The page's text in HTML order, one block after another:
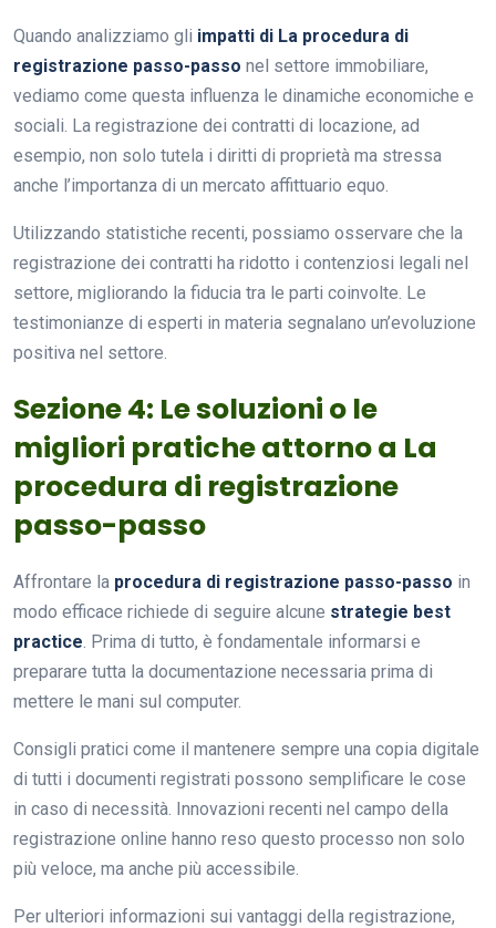
Quando analizziamo gli impatti di La procedura di
registrazione passo-passo nel settore immobiliare,
vediamo come questa influenza le dinamiche economiche e
sociali. La registrazione dei contratti di locazione, ad
esempio, non solo tutela i diritti di proprietà ma stressa
anche l’importanza di un mercato affittuario equo.
Utilizzando statistiche recenti, possiamo osservare che la
registrazione dei contratti ha ridotto i contenziosi legali nel
settore, migliorando la fiducia tra le parti coinvolte. Le
testimonianze di esperti in materia segnalano un’evoluzione
positiva nel settore.
Sezione 4: Le soluzioni o le
migliori pratiche attorno a La
procedura di registrazione
passo-passo
Affrontare la procedura di registrazione passo-passo in
modo efficace richiede di seguire alcune strategie best
practice . Prima di tutto, è fondamentale informarsi e
preparare tutta la documentazione necessaria prima di
mettere le mani sul computer.
Consigli pratici come il mantenere sempre una copia digitale
di tutti i documenti registrati possono semplificare le cose
in caso di necessità. Innovazioni recenti nel campo della
registrazione online hanno reso questo processo non solo
più veloce, ma anche più accessibile.
Per ulteriori informazioni sui vantaggi della registrazione,